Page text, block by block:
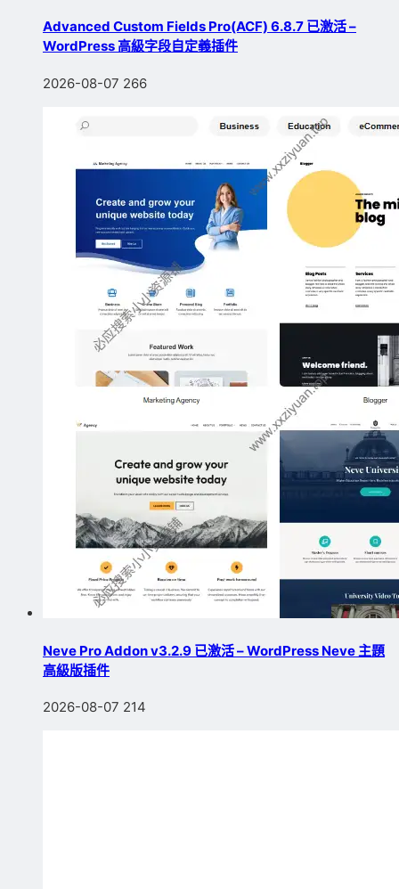
Advanced Custom Fields Pro(ACF) 6.8.7 已激活 –
WordPress 高級字段自定義插件
2026-08-07 266
Neve Pro Addon v3.2.9 已激活 – WordPress Neve 主題
高級版插件
2026-08-07 214